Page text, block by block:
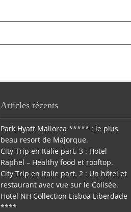
Articles récents
Park Hyatt Mallorca ***** : le plus
beau resort de Majorque.
City Trip en Italie part. 3 : Hotel
Raphël – Healthy food et rooftop.
City Trip en Italie part. 2 : Un hôtel et
restaurant avec vue sur le Colisée.
Hotel NH Collection Lisboa Liberdade
****